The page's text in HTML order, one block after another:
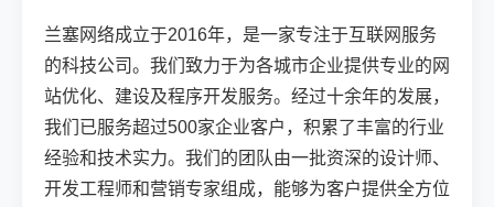
兰塞网络成立于2016年，是一家专注于互联网服务
的科技公司。我们致力于为各城市企业提供专业的网
站优化、建设及程序开发服务。经过十余年的发展，
我们已服务超过500家企业客户，积累了丰富的行业
经验和技术实力。我们的团队由一批资深的设计师、
开发工程师和营销专家组成，能够为客户提供全方位